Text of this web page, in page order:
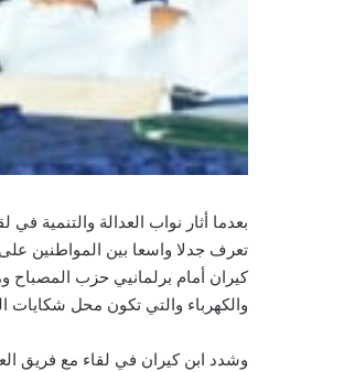
بعدما أثار نواب العدالة والتنمية
تعرف جدلا واسعا بين المواطنين على
كيران أمام برلمانيي حزب المصباح
والكهرباء والتي تكون محل
وشدد ابن كيران في لقاء مع فريق